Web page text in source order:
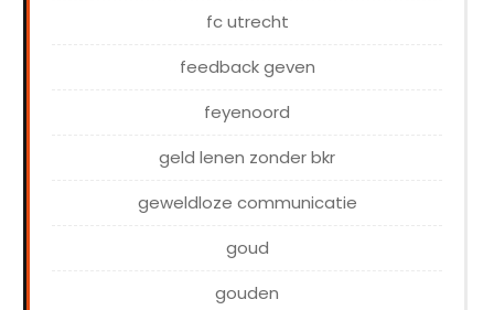
fc utrecht
feedback geven
feyenoord
geld lenen zonder bkr
geweldloze communicatie
goud
gouden